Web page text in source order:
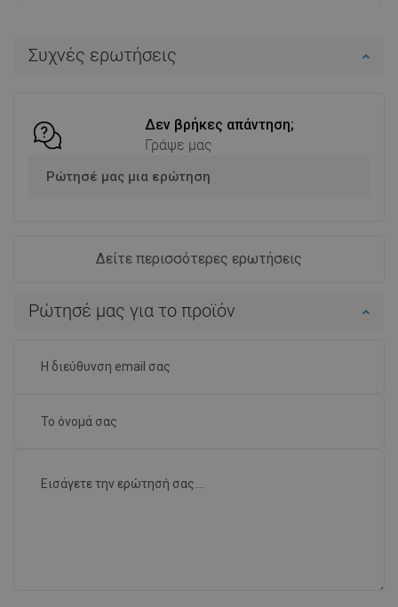
Συχνές ερωτήσεις
Δεν βρήκες απάντηση;
Γράψε μας
Ρώτησέ μας μια ερώτηση
Δείτε περισσότερες ερωτήσεις
Ρώτησέ μας για το προϊόν